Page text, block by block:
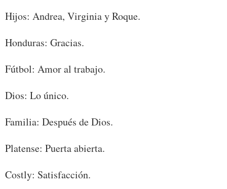
Hijos: Andrea, Virginia y Roque.
Honduras: Gracias.
Fútbol: Amor al trabajo.
Dios: Lo único.
Familia: Después de Dios.
Platense: Puerta abierta.
Costly: Satisfacción.